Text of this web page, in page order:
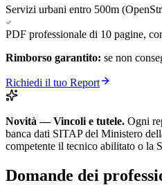
Servizi urbani entro 500m
PDF professionale di 10 pagine,
Rimborso garantito: se non
Richiedi il tuo Report
Novità — Vincoli e tutele. Ogni
banca dati SITAP del Ministero
competente il tecnico abilitato o la
Domande dei